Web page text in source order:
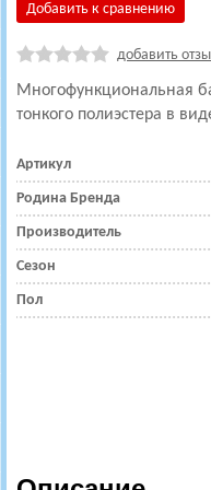
Добавить к сравнению
добавить
Многофункциональная
тонкого полиэстера в
Артикул
Родина Бренда
Производитель
Сезон
Пол